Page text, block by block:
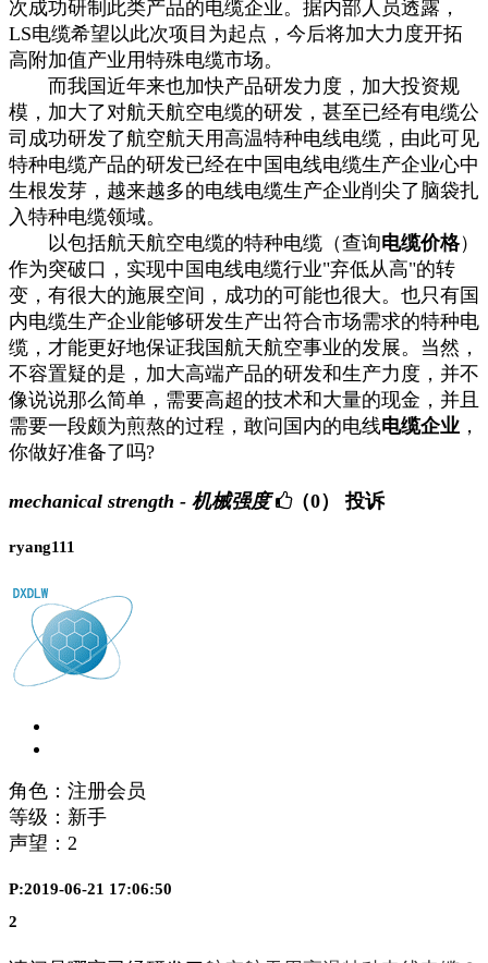
次成功研制此类产品的电缆企业。据内部人员透露，
LS电缆希望以此次项目为起点，今后将加大力度开拓
高附加值产业用特殊电缆市场。
而我国近年来也加快产品研发力度，加大投资规
模，加大了对航天航空电缆的研发，甚至已经有电缆公
司成功研发了航空航天用高温特种电线电缆，由此可见
特种电缆产品的研发已经在中国电线电缆生产企业心中
生根发芽，越来越多的电线电缆生产企业削尖了脑袋扎
入特种电缆领域。
以包括航天航空电缆的特种电缆（查询电缆价格）
作为突破口，实现中国电线电缆行业"弃低从高"的转
变，有很大的施展空间，成功的可能也很大。也只有国
内电缆生产企业能够研发生产出符合市场需求的特种电
缆，才能更好地保证我国航天航空事业的发展。当然，
不容置疑的是，加大高端产品的研发和生产力度，并不
像说说那么简单，需要高超的技术和大量的现金，并且
需要一段颇为煎熬的过程，敢问国内的电线电缆企业 ，
你做好准备了吗?
mechanical strength - 机械强度 （0） 投诉
ryang111
角色：注册会员
等级：新手
声望： 2
P:2019-06-21 17:06:50
2